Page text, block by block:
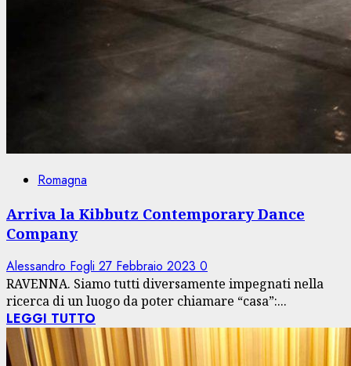
Romagna
Arriva la Kibbutz Contemporary Dance
Company
Alessandro Fogli 27 Febbraio 2023 0
RAVENNA. Siamo tutti diversamente impegnati nella
ricerca di un luogo da poter chiamare “casa”:...
LEGGI TUTTO